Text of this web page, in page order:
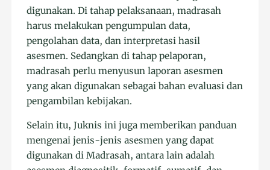
digunakan. Di tahap pelaksanaan, madrasah
harus melakukan pengumpulan data,
pengolahan data, dan interpretasi hasil
asesmen. Sedangkan di tahap pelaporan,
madrasah perlu menyusun laporan asesmen
yang akan digunakan sebagai bahan evaluasi dan
pengambilan kebijakan.
Selain itu, Juknis ini juga memberikan panduan
mengenai jenis-jenis asesmen yang dapat
digunakan di Madrasah, antara lain adalah